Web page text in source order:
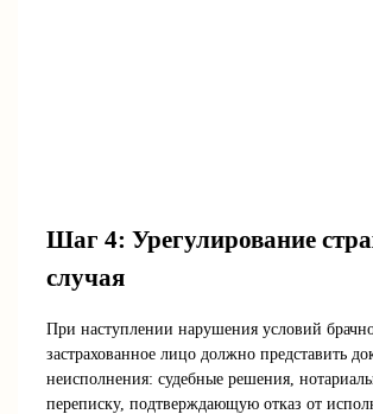
Шаг 4: Урегулирование
случая
При наступлении нарушения условий
застрахованное лицо должно представить
неисполнения: судебные решения,
переписку, подтверждающую отказ от